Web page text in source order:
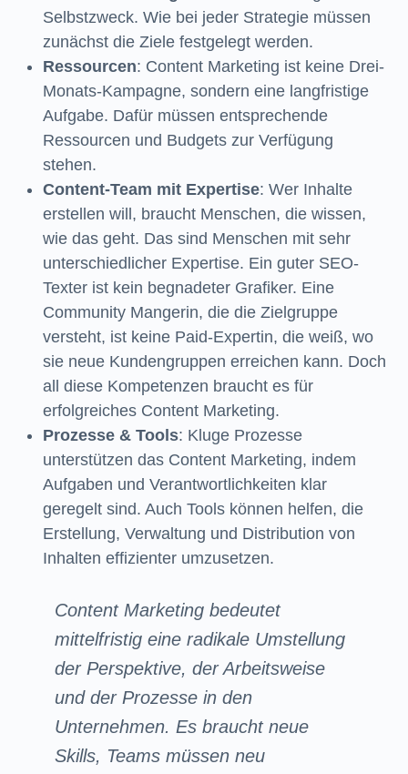
Selbstzweck. Wie bei jeder Strategie müssen
zunächst die Ziele festgelegt werden.
Ressourcen: Content Marketing ist keine Drei-
Monats-Kampagne, sondern eine langfristige
Aufgabe. Dafür müssen entsprechende
Ressourcen und Budgets zur Verfügung
stehen.
Content-Team mit Expertise: Wer Inhalte
erstellen will, braucht Menschen, die wissen,
wie das geht. Das sind Menschen mit sehr
unterschiedlicher Expertise. Ein guter SEO-
Texter ist kein begnadeter Grafiker. Eine
Community Mangerin, die die Zielgruppe
versteht, ist keine Paid-Expertin, die weiß, wo
sie neue Kundengruppen erreichen kann. Doch
all diese Kompetenzen braucht es für
erfolgreiches Content Marketing.
Prozesse & Tools: Kluge Prozesse
unterstützen das Content Marketing, indem
Aufgaben und Verantwortlichkeiten klar
geregelt sind. Auch Tools können helfen, die
Erstellung, Verwaltung und Distribution von
Inhalten effizienter umzusetzen.
Content Marketing bedeutet
mittelfristig eine radikale Umstellung
der Perspektive, der Arbeitsweise
und der Prozesse in den
Unternehmen. Es braucht neue
Skills, Teams müssen neu